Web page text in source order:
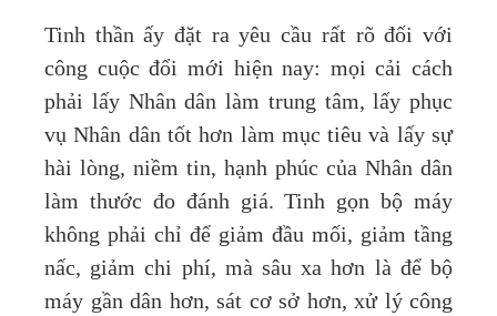
Tinh thần ấy đặt ra yêu cầu rất rõ đối với
công cuộc đổi mới hiện nay: mọi cải cách
phải lấy Nhân dân làm trung tâm, lấy phục
vụ Nhân dân tốt hơn làm mục tiêu và lấy sự
hài lòng, niềm tin, hạnh phúc của Nhân dân
làm thước đo đánh giá. Tinh gọn bộ máy
không phải chỉ để giảm đầu mối, giảm tầng
nấc, giảm chi phí, mà sâu xa hơn là để bộ
máy gần dân hơn, sát cơ sở hơn, xử lý công